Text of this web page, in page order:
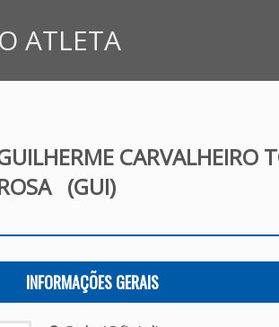
ATLETA
CARVALHEIRO
(GUI)
INFORMAÇÕES GERAIS